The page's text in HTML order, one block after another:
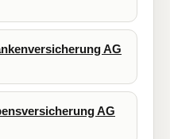
AG
AG